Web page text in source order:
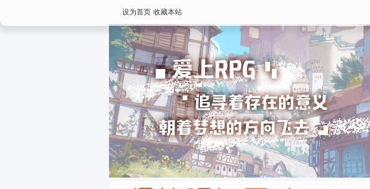
设为首页 收藏本站